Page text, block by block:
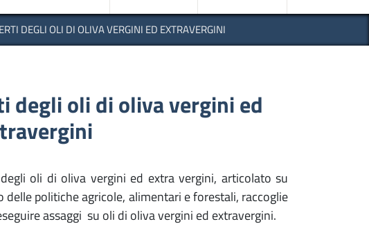
DEGLI OLI DI OLIVA VERGINI ED EXTRAVERGINI
degli oli di oliva vergini ed
oli di oliva vergini ed extra vergini, articolato su
politiche agricole, alimentari e forestali, raccoglie
assaggi su oli di oliva vergini ed extravergini.